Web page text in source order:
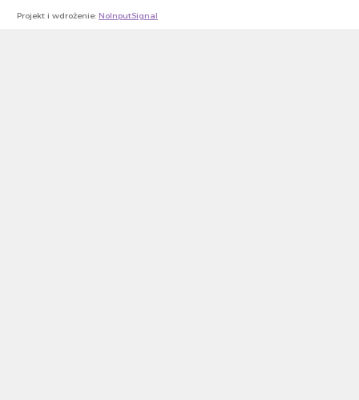
Projekt i wdrożenie: NoInputSignal